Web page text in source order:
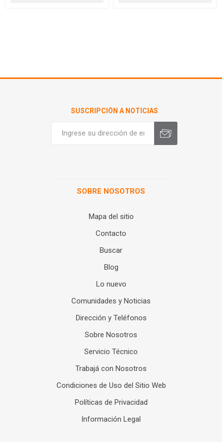
SUSCRIPCIÓN A NOTICIAS
SOBRE NOSOTROS
Mapa del sitio
Contacto
Buscar
Blog
Lo nuevo
Comunidades y Noticias
Dirección y Teléfonos
Sobre Nosotros
Servicio Técnico
Trabajá con Nosotros
Condiciones de Uso del Sitio Web
Políticas de Privacidad
Información Legal